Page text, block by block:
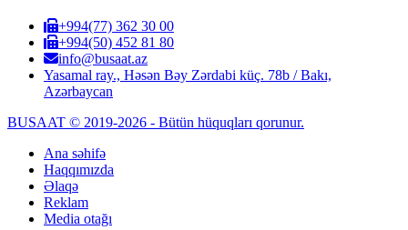
+994(77) 362 30 00
+994(50) 452 81 80
info@busaat.az
Yasamal ray., Həsən Bəy Zərdabi küç. 78b / Bakı,
Azərbaycan
BUSAAT © 2019-2026 - Bütün hüquqları qorunur.
Ana səhifə
Haqqımızda
Əlaqə
Reklam
Media otağı